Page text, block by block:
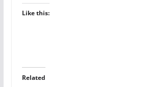
Like this:
Related